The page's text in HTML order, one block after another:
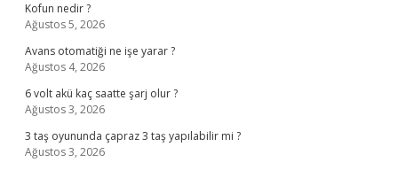
Kofun nedir ?
Ağustos 5, 2026
Avans otomatiği ne işe yarar ?
Ağustos 4, 2026
6 volt akü kaç saatte şarj olur ?
Ağustos 3, 2026
3 taş oyununda çapraz 3 taş yapılabilir mi ?
Ağustos 3, 2026